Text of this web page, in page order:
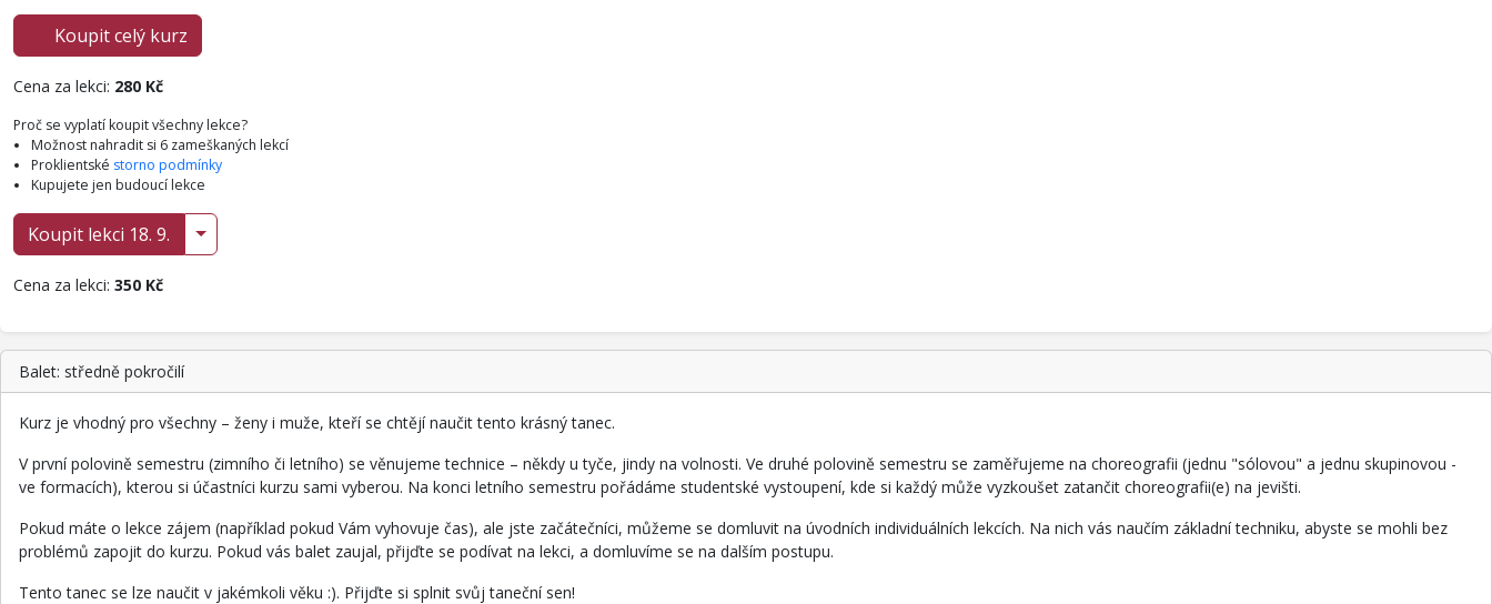
Koupit celý kurz
Cena za lekci: 280 Kč
Proč se vyplatí koupit všechny lekce?
Možnost nahradit si 6 zameškaných lekcí
Proklientské storno podmínky
Kupujete jen budoucí lekce
Koupit lekci 18. 9.
Cena za lekci: 350 Kč
Balet: středně pokročilí
Kurz je vhodný pro všechny – ženy i muže, kteří se chtějí naučit tento krásný tanec.
V první polovině semestru (zimního či letního) se věnujeme technice – někdy u tyče, jindy na volnosti. Ve druhé polovině semestru se zaměřujeme na choreografii (jednu "sólovou" a jednu skupinovou -
ve formacích), kterou si účastníci kurzu sami vyberou. Na konci letního semestru pořádáme studentské vystoupení, kde si každý může vyzkoušet zatančit choreografii(e) na jevišti.
Pokud máte o lekce zájem (například pokud Vám vyhovuje čas), ale jste začátečníci, můžeme se domluvit na úvodních individuálních lekcích. Na nich vás naučím základní techniku, abyste se mohli bez
problémů zapojit do kurzu. Pokud vás balet zaujal, přijďte se podívat na lekci, a domluvíme se na dalším postupu.
Tento tanec se lze naučit v jakémkoli věku :). Přijďte si splnit svůj taneční sen!